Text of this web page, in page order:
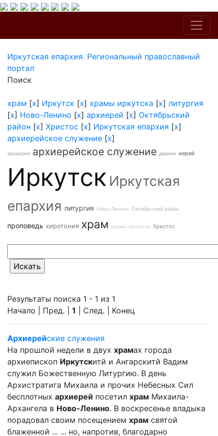
Иркутская епархия. Региональный православный
портал
Поиск
храм [x] Иркутск [x] храмы иркутска [x] литургия
[x] Ново-Ленино [x] архиерей [x] Октябрьский
район [x] Христос [x] Иркутская епархия [x]
архиерейское служение [x]
архиерей архиерейское служение диакон иерей
Иркутск Иркутская
епархия литургия Ново-Ленино Октябрьский район
проповедь хиротония храм храмы иркутска Христос
Результаты поиска 1 - 1 из 1
Начало | Пред. | 1 | След. | Конец
Архиерейские служения
На прошлой недели в двух храмах города
архиепископ Иркутскитй и Ангарскитй Вадим
служил Божественную Литургию. В день
Архистратига Михаила и прочих Небесных Сил
бесплотных архиерей посетил храм Михаила-
Архангела в Ново-Ленино. В воскресенье владыка
порадовал своим посещением храм святой
блаженной ... ... но, напротив, благодарно